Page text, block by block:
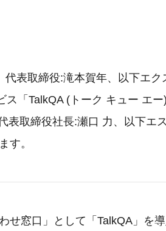
表取締役:滝本賀年、以下エク
「TalkQA (トーク キュー エ
表取締役社長:瀬口 力、以下エ
す。
窓口」として「TalkQA」を導